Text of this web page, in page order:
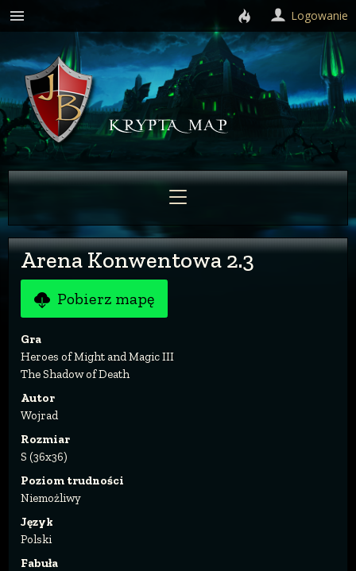
Arena Konwentowa 2.3
Pobierz mapę
Gra
Heroes of Might and Magic III
The Shadow of Death
Autor
Wojrad
Rozmiar
S (36x36)
Poziom trudności
Niemożliwy
Język
Polski
Fabuła
Logowanie